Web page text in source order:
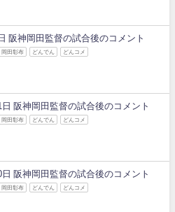
阪神岡田監督の試合後のコメント
岡田彰布 どんでん どんコメ
日 阪神岡田監督の試合後のコメント
岡田彰布 どんでん どんコメ
日 阪神岡田監督の試合後のコメント
岡田彰布 どんでん どんコメ